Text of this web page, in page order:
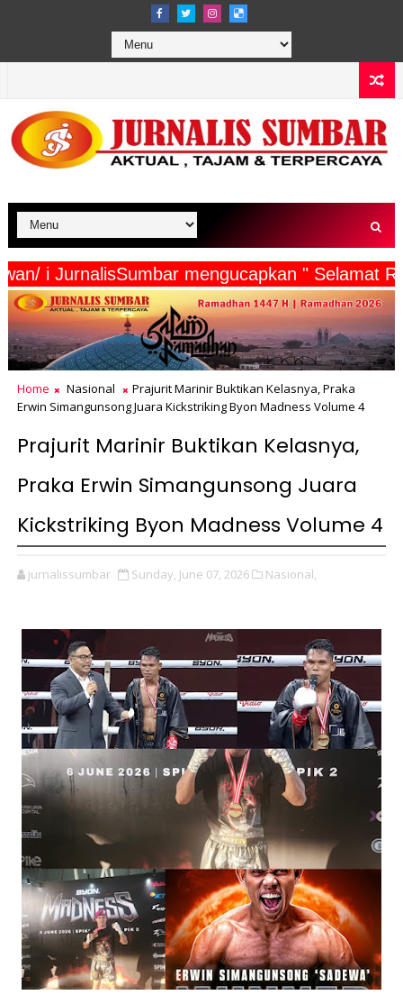
i JurnalisSumbar mengucapkan "
Home Nasional
Prajurit Marinir Buktikan Kelasnya, Praka
Erwin Simangunsong Juara Kickstriking Byon Madness Volume 4
Prajurit Marinir Buktikan Kelasnya,
Praka Erwin Simangunsong Juara
Kickstriking Byon Madness Volume 4
jurnalissumbar Sunday, June 07, 2026 Nasional,